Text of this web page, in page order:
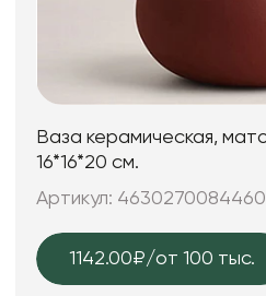
Ваза керамическая,
16*16*20 см.
Артикул: 4630270084460
1142.00₽/от 100 тыс.